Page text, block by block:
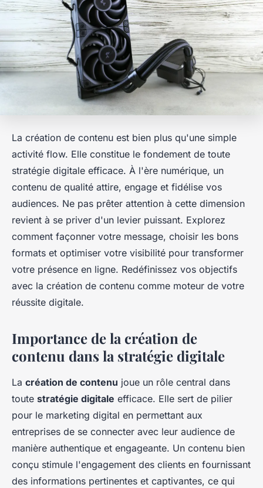
La création de contenu est bien plus qu'une simple
activité flow. Elle constitue le fondement de toute
stratégie digitale efficace. À l'ère numérique, un
contenu de qualité attire, engage et fidélise vos
audiences. Ne pas prêter attention à cette dimension
revient à se priver d'un levier puissant. Explorez
comment façonner votre message, choisir les bons
formats et optimiser votre visibilité pour transformer
votre présence en ligne. Redéfinissez vos objectifs
avec la création de contenu comme moteur de votre
réussite digitale.
Importance de la création de
contenu dans la stratégie digitale
La création de contenu joue un rôle central dans
toute stratégie digitale efficace. Elle sert de pilier
pour le marketing digital en permettant aux
entreprises de se connecter avec leur audience de
manière authentique et engageante. Un contenu bien
conçu stimule l'engagement des clients en fournissant
des informations pertinentes et captivantes, ce qui